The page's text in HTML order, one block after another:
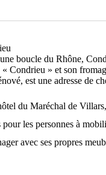
boucle du Rhône,
Condrieu » et son
est une adresse de
du Maréchal de
les personnes à
avec ses propres